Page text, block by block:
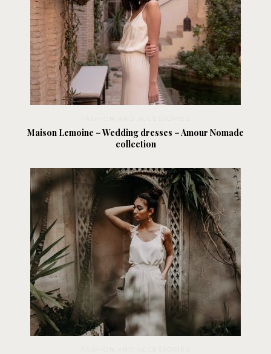
Maison Lemoine – Wedding dresses – Amour Nomade
collection